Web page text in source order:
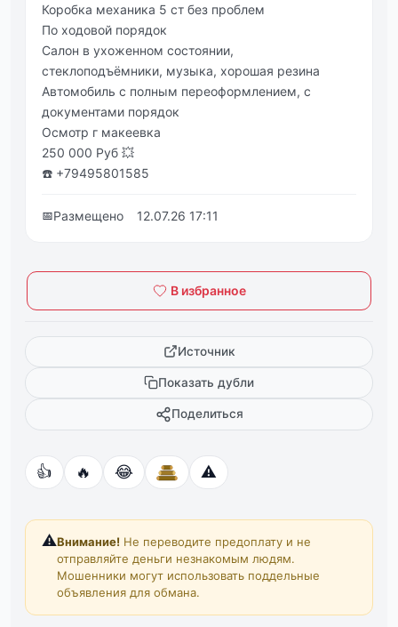
Коробка механика 5 ст без проблем
По ходовой порядок
Салон в ухоженном состоянии,
стеклоподъёмники, музыка, хорошая резина
Автомобиль с полным переоформлением, с
документами порядок
Осмотр г макеевка
250 000 Руб 💥
☎️ +79495801585
📅Размещено 12.07.26 17:11
В избранное
Источник
Показать дубли
Поделиться
👍 🔥 😂 ⚠️
⚠️Внимание! Не переводите предоплату и не
отправляйте деньги незнакомым людям.
Мошенники могут использовать поддельные
объявления для обмана.